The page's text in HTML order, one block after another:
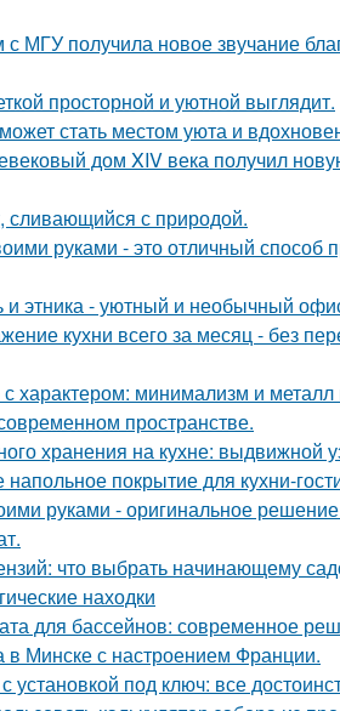
МГУ получила новое звучание
просторной и уютной выглядит.
стать местом уюта и
дом XIV века получил
сливающийся с природой.
руками - это отличный способ
и этника - уютный и необычный
кухни всего за месяц - без
характером: минимализм и металл
пространстве.
хранения на кухне: выдвижной
покрытие для кухни-
руками - оригинальное
что выбрать начинающему
находки
для бассейнов: современное
Минске с настроением Франции.
установкой под ключ: все